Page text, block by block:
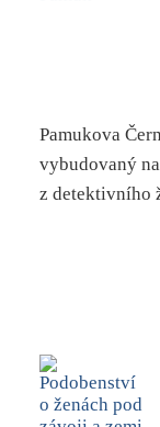
Pamukova
vybudovaný
z detektivního